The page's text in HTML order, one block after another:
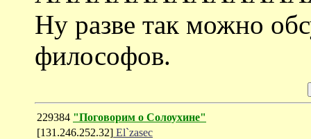
Ну разве так можно
философов.
229384 "Поговорим о Солоухине"
[131.246.252.32] El`zasec